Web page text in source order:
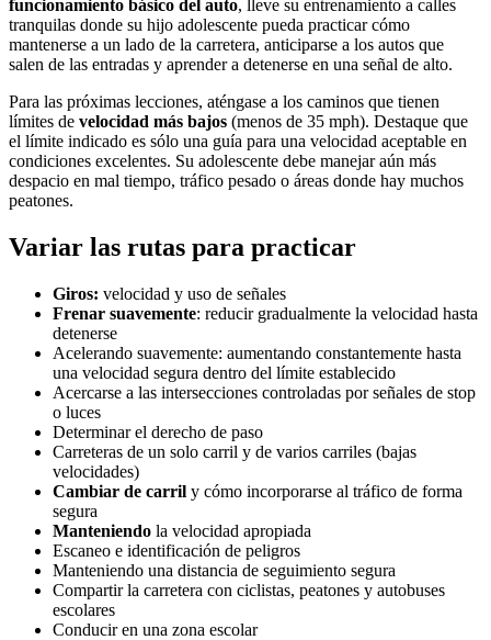
funcionamiento básico del auto, lleve su entrenamiento a calles
tranquilas donde su hijo adolescente pueda practicar cómo
mantenerse a un lado de la carretera, anticiparse a los autos que
salen de las entradas y aprender a detenerse en una señal de alto.
Para las próximas lecciones, aténgase a los caminos que tienen
límites de velocidad más bajos (menos de 35 mph). Destaque que
el límite indicado es sólo una guía para una velocidad aceptable en
condiciones excelentes. Su adolescente debe manejar aún más
despacio en mal tiempo, tráfico pesado o áreas donde hay muchos
peatones.
Variar las rutas para practicar
Giros: velocidad y uso de señales
Frenar suavemente: reducir gradualmente la velocidad hasta
detenerse
Acelerando suavemente: aumentando constantemente hasta
una velocidad segura dentro del límite establecido
Acercarse a las intersecciones controladas por señales de stop
o luces
Determinar el derecho de paso
Carreteras de un solo carril y de varios carriles (bajas
velocidades)
Cambiar de carril y cómo incorporarse al tráfico de forma
segura
Manteniendo la velocidad apropiada
Escaneo e identificación de peligros
Manteniendo una distancia de seguimiento segura
Compartir la carretera con ciclistas, peatones y autobuses
escolares
Conducir en una zona escolar